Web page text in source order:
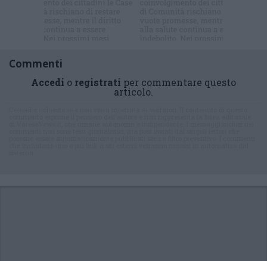
Commenti
Accedi o registrati per commentare questo
articolo.